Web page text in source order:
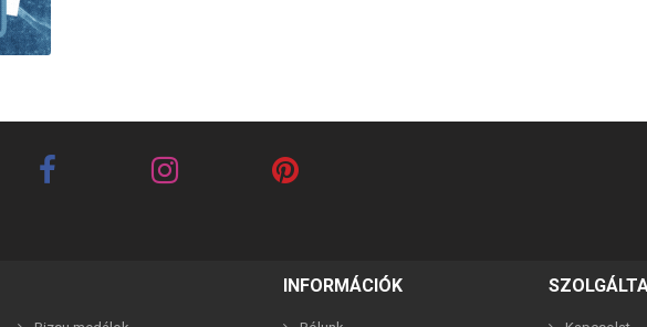
INFORMÁCIÓK